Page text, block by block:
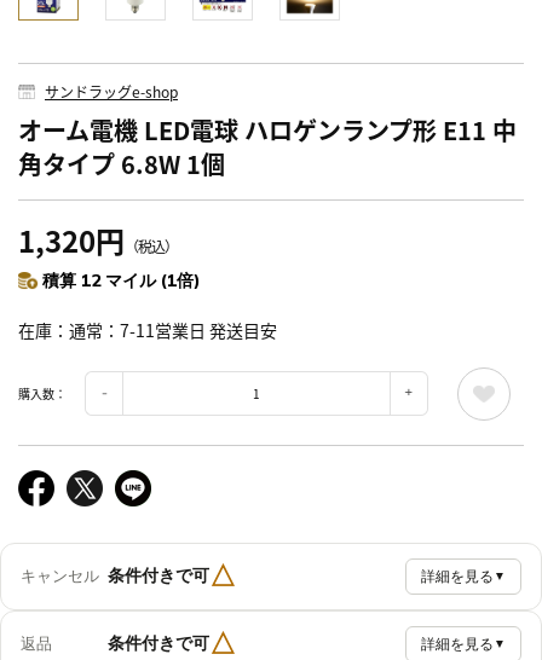
サンドラッグe-shop
オーム電機 LED電球 ハロゲンランプ形 E11 中
角タイプ 6.8W 1個
1,320円 （税込）
積算 12 マイル (1倍)
在庫 通常：7-11営業日 発送目安
購入数：
キャンセル 条件付きで可△ 詳細を見る ▼
返品 条件付きで可△ 詳細を見る ▼